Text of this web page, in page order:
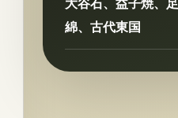
大谷石、益子焼、
綿、古代東国